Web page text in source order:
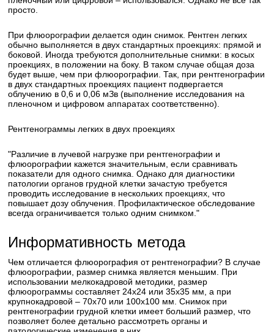
просто.
При флюорографии делается один снимок. Рентген легких
обычно выполняется в двух стандартных проекциях: прямой и
боковой. Иногда требуются дополнительные снимки: в косых
проекциях, в положении на боку. В таком случае общая доза
будет выше, чем при флюорографии. Так, при рентгенографии
в двух стандартных проекциях пациент подвергается
облучению в 0,6 и 0,06 мЗв (выполнение исследования на
пленочном и цифровом аппаратах соответственно).
Рентгенограммы легких в двух проекциях
"Различие в лучевой нагрузке при рентгенографии и
флюорографии кажется значительным, если сравнивать
показатели для одного снимка. Однако для диагностики
патологии органов грудной клетки зачастую требуется
проводить исследование в нескольких проекциях, что
повышает дозу облучения. Профилактическое обследование
всегда ограничивается только одним снимком."
Информативность метода
Чем отличается флюорография от рентгенографии? В случае
флюорографии, размер снимка является меньшим. При
использовании мелкокадровой методики, размер
флюорограммы составляет 24х24 или 35х35 мм, а при
крупнокадровой – 70х70 или 100х100 мм. Снимок при
рентгенографии грудной клетки имеет больший размер, что
позволяет более детально рассмотреть органы и